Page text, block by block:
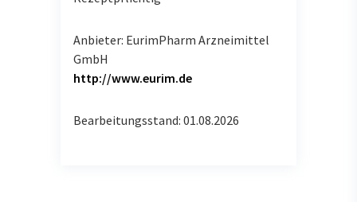
Anbieter: EurimPharm Arzneimittel
GmbH
http://www.eurim.de
Bearbeitungsstand: 01.08.2026